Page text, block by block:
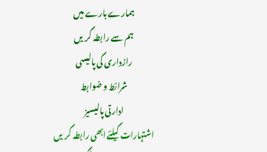
ہمارے بارے میں
ہم سے رابطہ کریں
رازداری کی پالیسی
شرائط و ضوابط
ادارتی پالیسیز
اشتہارات کیلئے ابھی رابطہ کریں